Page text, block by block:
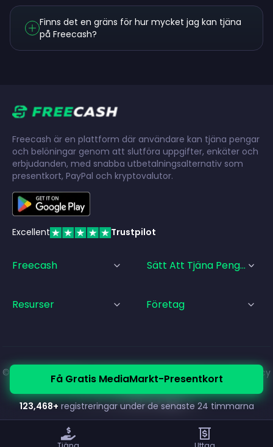
Finns det en gräns för hur mycket jag kan tjäna
på Freecash?
Få Gratis MediaMarkt-Presentkort
123,468+ registreringar under de senaste 24 timmarna
Freecash är en plattform där användare kan tjäna pengar
och belöningar genom att slutföra uppgifter, enkäter och
erbjudanden, med snabba utbetalningsalternativ som
presentkort, PayPal och kryptovalutor.
Excellent Trustpilot
Freecash Sätt Att Tjäna Pengar
Resurser Företag
© Freecash2026 Användarvillkor Integritetspolicy
Cookiepolicy
•Avtryck